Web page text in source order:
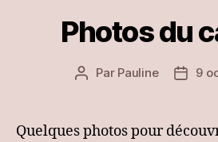
Photos du
Auteur
Par Pauline
Date
9
Quelques photos pour